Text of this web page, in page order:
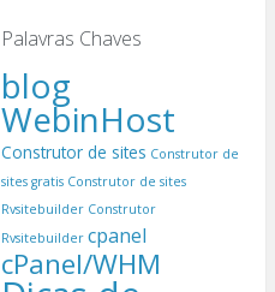
Palavras Chaves
blog
WebinHost
Construtor de sites Construtor de
sites gratis Construtor de sites
Rvsitebuilder Construtor
Rvsitebuilder cpanel
cPanel/WHM